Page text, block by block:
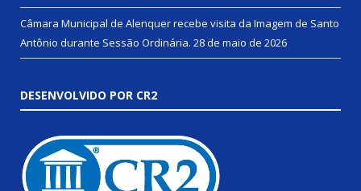
Câmara Municipal de Alenquer recebe visita da Imagem de Santo
Antônio durante Sessão Ordinária. 28 de maio de 2026
DESENVOLVIDO POR CR2